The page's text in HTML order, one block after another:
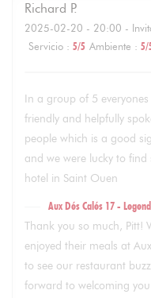
Richard P
2025-02-20 - 20:00 -
Servicio : 5/5 Ambiente : 5/
In a group of 5
friendly and helpfully
people which is a good
and we were lucky to
hotel in Saint Ouen
Aux Dés Calés 17 -
Thank you so much, Pitt!
enjoyed their meals at
to see our restaurant
forward to welcoming